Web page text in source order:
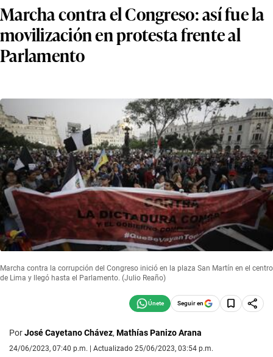
Marcha contra el Congreso: así fue la
movilización en protesta frente al
Parlamento
Marcha contra la corrupción del Congreso inició en la plaza San Martín en el centro
de Lima y llegó hasta el Parlamento. (Julio Reaño)
Seguir en
PorJosé Cayetano Chávez, Mathías Panizo Arana
24/06/2023, 07:40 p.m. | Actualizado 25/06/2023, 03:54 p.m.